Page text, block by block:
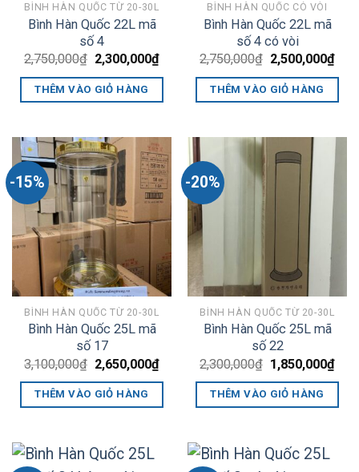
BÌNH HÀN QUỐC TỪ 20-30L
Bình Hàn Quốc 22L mã
số 4
2,750,000₫ Giá
là:
2,750,000₫.
2,300,000₫Giá
THÊM VÀO GIỎ HÀNG
BÌNH HÀN QUỐC CÓ VÒI
Bình Hàn Quốc 22L mã
số 4 có vòi
2,750,000₫ Giá
là:
2,750,000₫.
2,500,000₫Giá
THÊM VÀO GIỎ HÀNG
-15%
BÌNH HÀN QUỐC TỪ 20-30L
Bình Hàn Quốc 25L mã
số 17
3,100,000₫ Giá
gốc
là:
3,100,000₫.
2,650,000₫Giá
hiện
THÊM VÀO GIỎ HÀNG
-20%
BÌNH HÀN QUỐC TỪ 20-30L
Bình Hàn Quốc 25L mã
số 22
2,300,000₫ Giá
gốc
là:
2,300,000₫.
1,850,000₫Giá
hiện
THÊM VÀO GIỎ HÀNG